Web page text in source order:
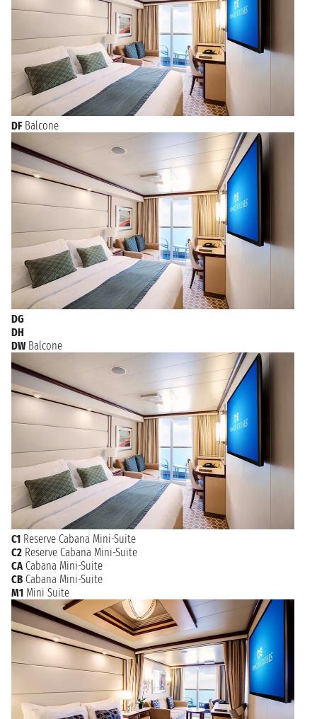
DF Balcone
DG
DH
DW Balcone
C1 Reserve Cabana Mini-Suite
C2 Reserve Cabana Mini-Suite
CA Cabana Mini-Suite
CB Cabana Mini-Suite
M1 Mini Suite